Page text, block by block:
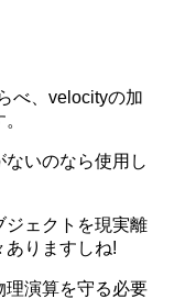
べ、velocityの加
ないのなら使用し
ジェクトを現実離
ありますしね!
理演算を守る必要